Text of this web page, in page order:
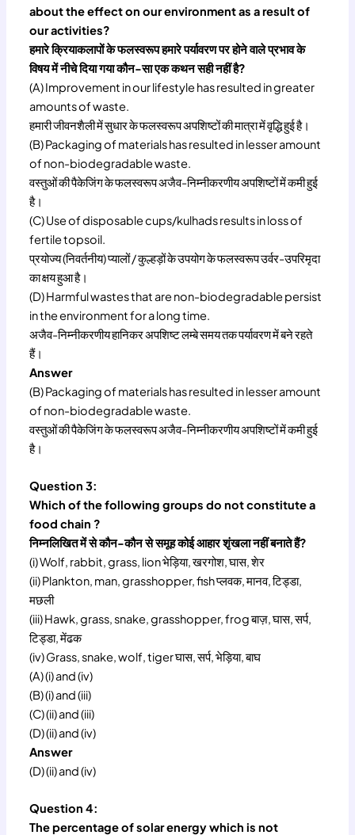
about the effect on our environment as a result of
our activities?
हमारे क्रियाकलापों के फलस्वरूप हमारे पर्यावरण पर होने वाले प्रभाव के
विषय में नीचे दिया गया कौन-सा एक कथन सही नहीं है?
(A) Improvement in our lifestyle has resulted in greater
amounts of waste.
हमारी जीवनशैली में सुधार के फलस्वरूप अपशिष्टों की मात्रा में वृद्धि हुई है।
(B) Packaging of materials has resulted in lesser amount
of non-biodegradable waste.
वस्तुओं की पैकेजिंग के फलस्वरूप अजैव-निम्नीकरणीय अपशिष्टों में कमी हुई
है।
(C) Use of disposable cups/kulhads results in loss of
fertile topsoil.
प्रयोज्य (निवर्तनीय) प्यालों / कुल्हड़ों के उपयोग के फलस्वरूप उर्वर-उपरिमृदा
का क्षय हुआ है।
(D) Harmful wastes that are non-biodegradable persist
in the environment for a long time.
अजैव-निम्नीकरणीय हानिकर अपशिष्ट लम्बे समय तक पर्यावरण में बने रहते
हैं।
Answer
(B) Packaging of materials has resulted in lesser amount
of non-biodegradable waste.
वस्तुओं की पैकेजिंग के फलस्वरूप अजैव-निम्नीकरणीय अपशिष्टों में कमी हुई
है।
Question 3:
Which of the following groups do not constitute a
food chain ?
निम्नलिखित में से कौन-कौन से समूह कोई आहार शृंखला नहीं बनाते हैं?
(i) Wolf, rabbit, grass, lion भेड़िया, खरगोश, घास, शेर
(ii) Plankton, man, grasshopper, fish प्लवक, मानव, टिड्डा,
मछली
(iii) Hawk, grass, snake, grasshopper, frog बाज़, घास, सर्प,
टिड्डा, मेंढक
(iv) Grass, snake, wolf, tiger घास, सर्प, भेड़िया, बाघ
(A) (i) and (iv)
(B) (i) and (iii)
(C) (ii) and (iii)
(D) (ii) and (iv)
Answer
(D) (ii) and (iv)
Question 4:
The percentage of solar energy which is not